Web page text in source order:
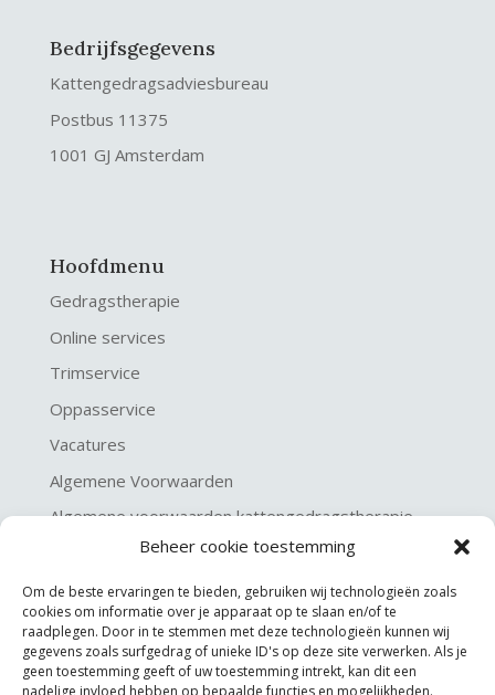
Beheer cookie toestemming
Om de beste ervaringen te bieden, gebruiken wij technologieën zoals
cookies om informatie over je apparaat op te slaan en/of te
raadplegen. Door in te stemmen met deze technologieën kunnen wij
gegevens zoals surfgedrag of unieke ID's op deze site verwerken. Als je
geen toestemming geeft of uw toestemming intrekt, kan dit een
nadelige invloed hebben op bepaalde functies en mogelijkheden.
Bedrijfsgegevens
Kattengedragsadviesbureau
Postbus 11375
1001 GJ Amsterdam
Hoofdmenu
Gedragstherapie
Online services
Trimservice
Oppasservice
Vacatures
Algemene Voorwaarden
Algemene voorwaarden kattengedragstherapie
Privacy verklaring
Disclaimer & Copyright